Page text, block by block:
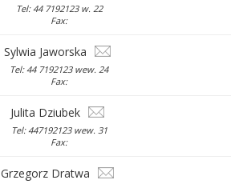
Tel: 44 7192123 w. 22
Fax:
Sylwia Jaworska
Tel: 44 7192123 wew. 24
Fax:
Julita Dziubek
Tel: 447192123 wew. 31
Fax:
Grzegorz Dratwa